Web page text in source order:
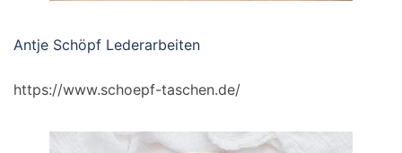
Antje Schöpf Lederarbeiten
https://www.schoepf-taschen.de/